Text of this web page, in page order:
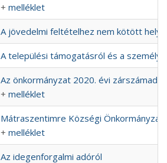
+ melléklet
A jövedelmi feltételhez nem kötött helyi
A települési támogatásról és a
Az önkormányzat 2020. évi
+ melléklet
Mátraszentimre Községi
+ melléklet
Az idegenforgalmi adóról